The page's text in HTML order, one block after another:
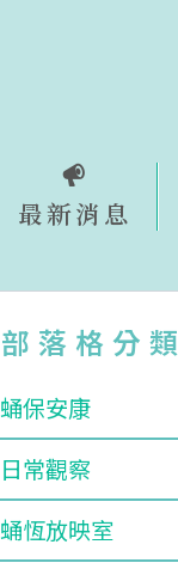
最新消息
部落格分類
蛹保安康
日常觀察
蛹恆放映室